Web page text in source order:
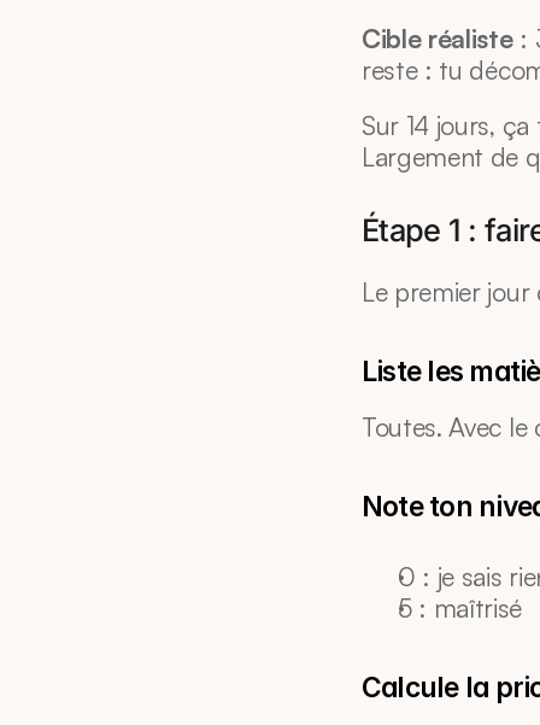
Cible réaliste :
reste : tu
Sur 14 jours,
Largement de
Étape 1 :
Le premier jour
Liste les
Toutes. Avec
Note ton
0 : je sais
5 : maîtrisé
Calcule la